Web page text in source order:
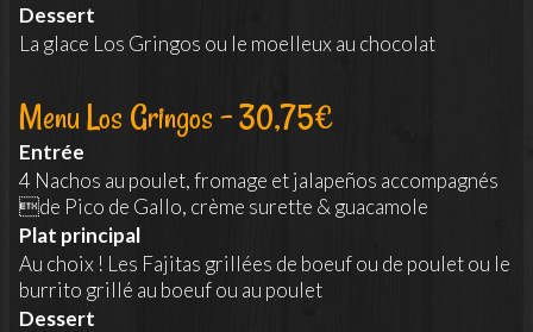
Dessert
La glace Los Gringos ou le moelleux au chocolat
Menu Los Gringos - 30,75€
Entrée
4 Nachos au poulet, fromage et jalapeños accompagnés
de Pico de Gallo, crème surette & guacamole
Plat principal
Au choix ! Les Fajitas grillées de boeuf ou de poulet ou le
burrito grillé au boeuf ou au poulet
Dessert